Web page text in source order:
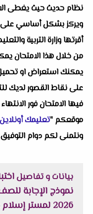
نظام حديث حيث يغطى
ويركز بشكل أساسي على
أقرتها وزارة التربية
من خلال هذا الامتحان
يمكنك استعراض او تحميل
على نقاط القصور لديك
فيها الامتحان فور
موقعكم "تعليمك أونلاين
ونتمنى لكم دوام التوفيق
بيانات و تفاصيل
نموذج الإجابة للصف
2026 لمستر إسلام جمعة